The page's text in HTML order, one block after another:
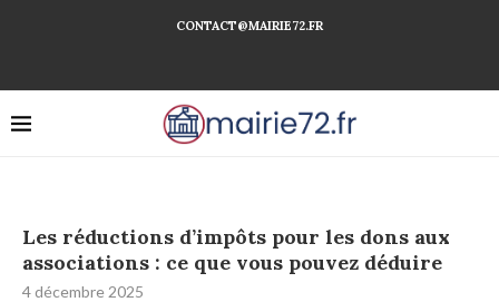
CONTACT@MAIRIE72.FR
Les réductions d’impôts pour les dons aux
associations : ce que vous pouvez déduire
4 décembre 2025